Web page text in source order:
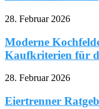
28. Februar 2026
Moderne
Kaufkriterien für
28. Februar 2026
Eiertrenner